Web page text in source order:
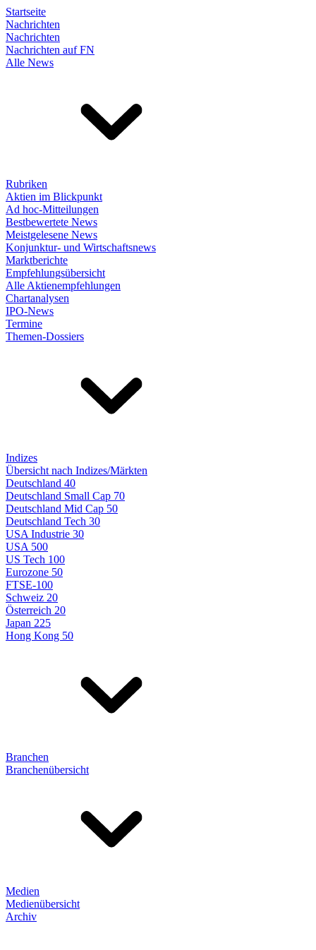
Startseite
Nachrichten
Nachrichten
Nachrichten auf FN
Alle News
Rubriken
Aktien im Blickpunkt
Ad hoc-Mitteilungen
Bestbewertete News
Meistgelesene News
Konjunktur- und Wirtschaftsnews
Marktberichte
Empfehlungsübersicht
Alle Aktienempfehlungen
Chartanalysen
IPO-News
Termine
Themen-Dossiers
Indizes
Übersicht nach Indizes/Märkten
Deutschland 40
Deutschland Small Cap 70
Deutschland Mid Cap 50
Deutschland Tech 30
USA Industrie 30
USA 500
US Tech 100
Eurozone 50
FTSE-100
Schweiz 20
Österreich 20
Japan 225
Hong Kong 50
Branchen
Branchenübersicht
Medien
Medienübersicht
Archiv